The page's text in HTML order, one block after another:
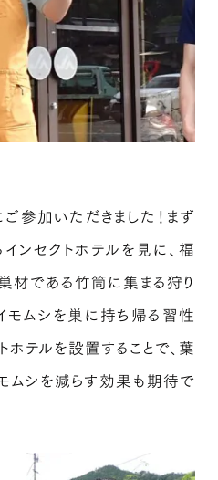
参加いただきました！まず
ンセクトホテルを見に、福
材である竹筒に集まる狩り
モムシを巣に持ち帰る習性
ホテルを設置することで、葉
ムシを減らす効果も期待で